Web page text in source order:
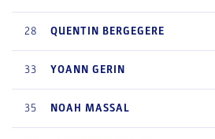
28 QUENTIN BERGEGERE
33 YOANN GERIN
35 NOAH MASSAL